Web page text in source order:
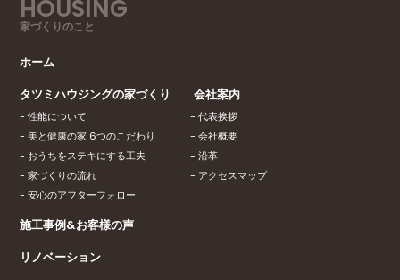
HOUSING
家づくりのこと
ホーム
タツミハウジングの家づくり
会社案内
性能について
代表挨拶
美と健康の家 6つのこだわり
会社概要
おうちをステキにする工夫
沿革
家づくりの流れ
アクセスマップ
安心のアフターフォロー
施工事例&お客様の声
リノベーション